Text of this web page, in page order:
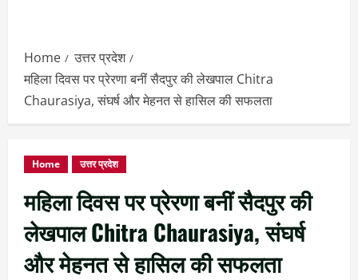
Home
उत्तर प्रदेश
महिला दिवस पर प्रेरणा बनीं सैदपुर की लेखपाल Chitra
Chaurasiya, संघर्ष और मेहनत से हासिल की सफलता
Home उत्तर प्रदेश
महिला दिवस पर प्रेरणा बनीं सैदपुर की
लेखपाल Chitra Chaurasiya, संघर्ष
और मेहनत से हासिल की सफलता